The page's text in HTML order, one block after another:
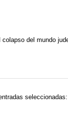
del mundo
seleccionadas: